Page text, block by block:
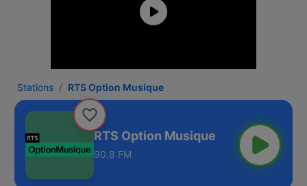
Stations RTS Option Musique
RTS Option Musique
90.8 FM